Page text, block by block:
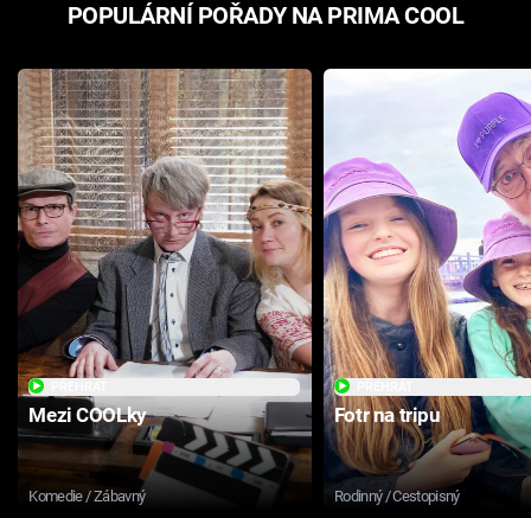
POPULÁRNÍ POŘADY NA PRIMA COOL
Mezi COOLky
Komedie / Zábavný
Fotr na tripu
Rodinný / Cestopisný